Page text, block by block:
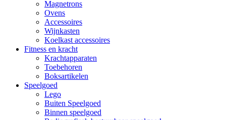
Magnetrons
Ovens
Accessoires
Wijnkasten
Koelkast accessoires
Fitness en kracht
Krachtapparaten
Toebehoren
Boksartikelen
Speelgoed
Lego
Buiten Speelgoed
Binnen speelgoed